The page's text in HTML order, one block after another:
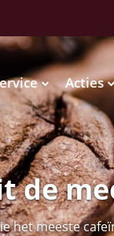
Acties
de
het meeste